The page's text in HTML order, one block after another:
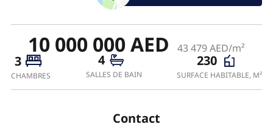
10 000 000 AED 43 479 AED/m²
3
CHAMBRES
4
SALLES DE BAIN
230
SURFACE HABITABLE, M²
Contact